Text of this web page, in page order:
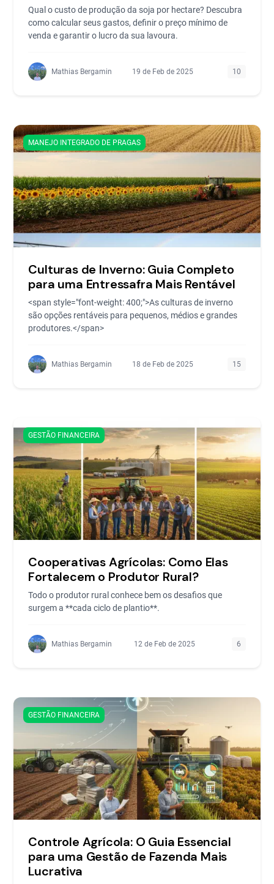
Qual o custo de produção da soja por hectare? Descubra
como calcular seus gastos, definir o preço mínimo de
venda e garantir o lucro da sua lavoura.
Mathias Bergamin 19 de Feb de 2025 10
MANEJO INTEGRADO DE PRAGAS
Culturas de Inverno: Guia Completo
para uma Entressafra Mais Rentável
<span style="font-weight: 400;">As culturas de inverno
são opções rentáveis para pequenos, médios e grandes
produtores.</span>
Mathias Bergamin 18 de Feb de 2025 15
GESTÃO FINANCEIRA
Cooperativas Agrícolas: Como Elas
Fortalecem o Produtor Rural?
Todo o produtor rural conhece bem os desafios que
surgem a **cada ciclo de plantio**.
Mathias Bergamin 12 de Feb de 2025 6
GESTÃO FINANCEIRA
Controle Agrícola: O Guia Essencial
para uma Gestão de Fazenda Mais
Lucrativa